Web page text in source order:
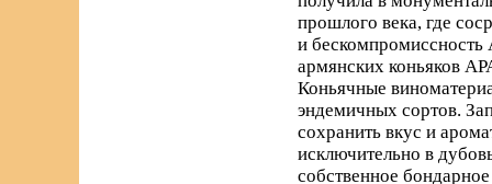
прошлого века, где
и бескомпромиссность
армянских коньяков
Коньячные
эндемичных сортов.
сохранить вкус и
исключительно в
собственное